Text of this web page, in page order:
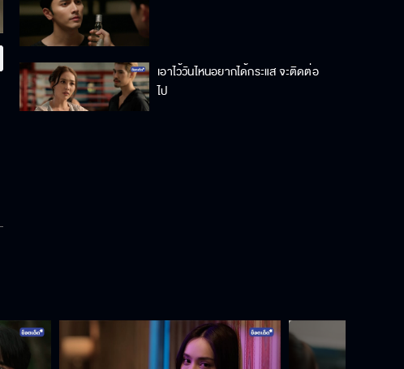
เอาไว้วันไหนอยากได้กระแส จะติดต่อ
ไป
ถ้าคิดจะบริหารค่ายมวย ต้องแยกเรื่อง
ส่วนตัวออกไปก่อน